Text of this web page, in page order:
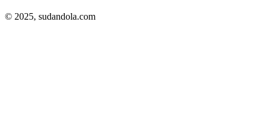
© 2025, sudandola.com